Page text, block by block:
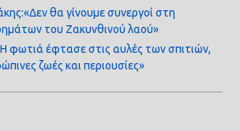
θα γίνουμε συνεργοί στη
του Ζακυνθινού λαού»
φωτιά έφτασε στις αυλές των σπιτιών,
ζωές και περιουσίες»